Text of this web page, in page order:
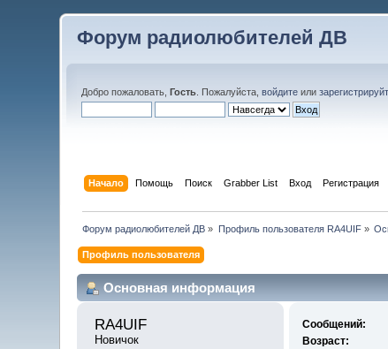
Форум радиолюбителей ДВ
Добро пожаловать,Гость . Пожалуйста,войдите или
Начало Помощь Поиск Grabber List Вход Регистрация
Форум радиолюбителей ДВ » Профиль пользователя RA4UIF»
Профиль пользователя
Основная информация
RA4UIF
Новичок
Сообщений:
Возраст: